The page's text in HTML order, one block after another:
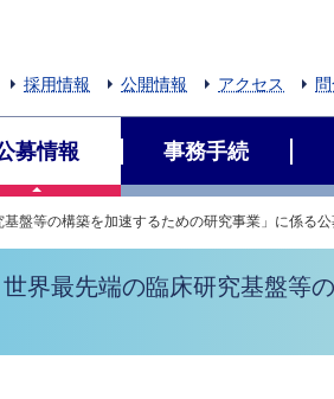
採用情報 公開情報 アクセス
募情報 事務手続
盤等の構築を加速するための研究事業」に係る
界最先端の臨床研究基盤等